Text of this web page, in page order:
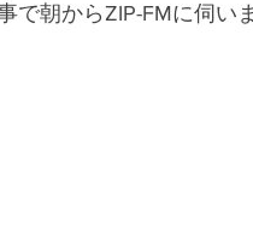
で朝からZIP-FMに伺い